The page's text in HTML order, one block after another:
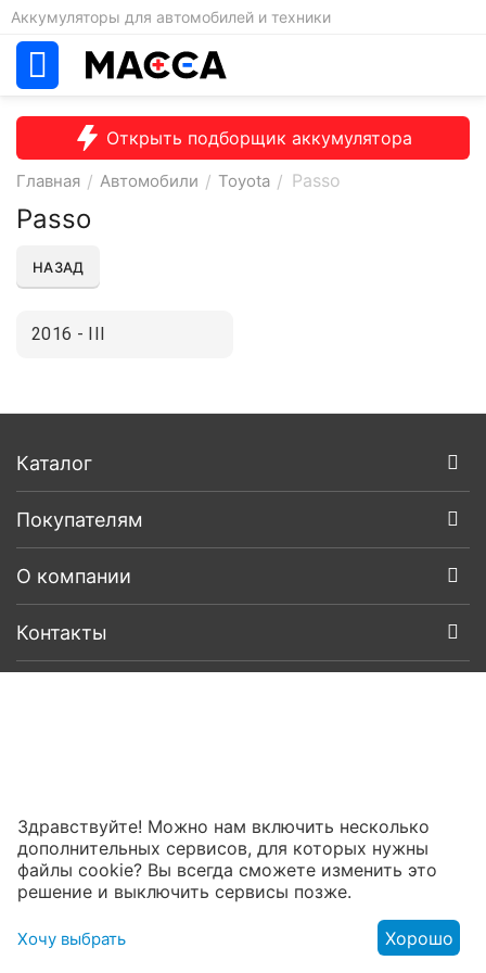
Аккумуляторы для автомобилей и техники
Открыть подборщик аккумулятора
Главная / Автомобили / Toyota / Passo
Passo
НАЗАД
2016 - III
Каталог
Покупателям
О компании
Контакты
Здравствуйте! Можно нам включить несколько
дополнительных сервисов, для которых нужны
файлы cookie? Вы всегда сможете изменить это
решение и выключить сервисы позже.
Хочу выбрать Хорошо